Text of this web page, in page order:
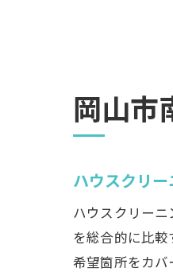
岡山市
ハウスクリ
ハウスクリー
を総合的に比
希望箇所をカ